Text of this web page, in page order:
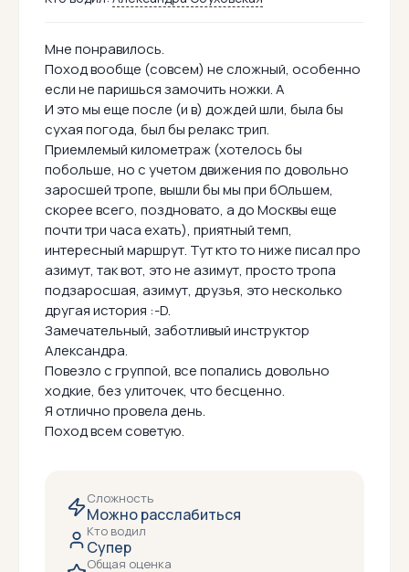
Мне понравилось.
Поход вообще (совсем) не сложный, особенно
если не паришься замочить ножки. А
И это мы еще после (и в) дождей шли, была бы
сухая погода, был бы релакс трип.
Приемлемый километраж (хотелось бы
побольше, но с учетом движения по довольно
заросшей тропе, вышли бы мы при бОльшем,
скорее всего, поздновато, а до Москвы еще
почти три часа ехать), приятный темп,
интересный маршрут. Тут кто то ниже писал про
азимут, так вот, это не азимут, просто тропа
подзаросшая, азимут, друзья, это несколько
другая история :-D.
Замечательный, заботливый инструктор
Александра.
Повезло с группой, все попались довольно
ходкие, без улиточек, что бесценно.
Я отлично провела день.
Поход всем советую.
Сложность
Можно расслабиться
Кто водил
Супер
Общая оценка